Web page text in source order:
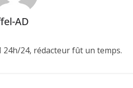
AD
24h/24, rédacteur fût un temps.